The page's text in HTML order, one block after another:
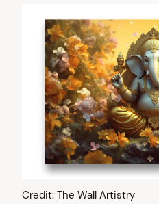
Credit: The Wall Artistry